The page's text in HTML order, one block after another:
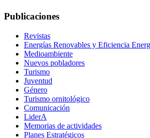
Publicaciones
Revistas
Energías Renovables y Eficiencia
Medioambiente
Nuevos pobladores
Turismo
Juventud
Género
Turismo ornitológico
Comunicación
LiderA
Memorias de actividades
Planes Estratégicos